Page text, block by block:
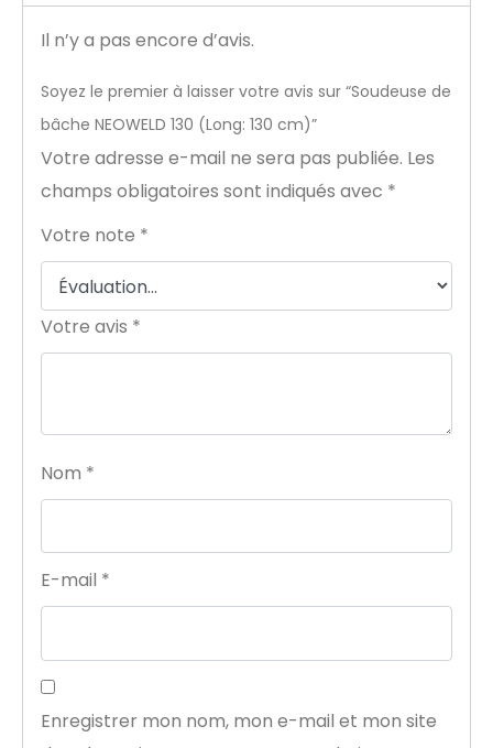
Il n’y a pas encore d’avis.
Soyez le premier à laisser votre avis sur “Soudeuse de
bâche NEOWELD 130 (Long: 130 cm)”
Votre adresse e-mail ne sera pas publiée. Les
champs obligatoires sont indiqués avec *
Votre note *
Votre avis *
Nom *
E-mail *
Enregistrer mon nom, mon e-mail et mon site